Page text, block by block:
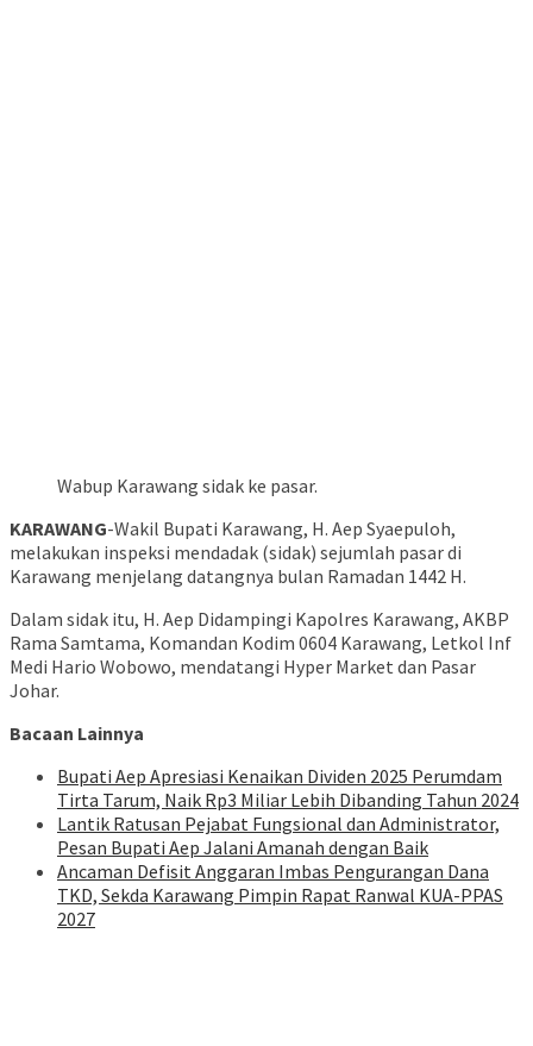
Wabup Karawang sidak ke pasar.
KARAWANG-Wakil Bupati Karawang, H. Aep Syaepuloh,
melakukan inspeksi mendadak (sidak) sejumlah pasar di
Karawang menjelang datangnya bulan Ramadan 1442 H.
Dalam sidak itu, H. Aep Didampingi Kapolres Karawang, AKBP
Rama Samtama, Komandan Kodim 0604 Karawang, Letkol Inf
Medi Hario Wobowo, mendatangi Hyper Market dan Pasar
Johar.
Bacaan Lainnya
Bupati Aep Apresiasi Kenaikan Dividen 2025 Perumdam
Tirta Tarum, Naik Rp3 Miliar Lebih Dibanding Tahun 2024
Lantik Ratusan Pejabat Fungsional dan Administrator,
Pesan Bupati Aep Jalani Amanah dengan Baik
Ancaman Defisit Anggaran Imbas Pengurangan Dana
TKD, Sekda Karawang Pimpin Rapat Ranwal KUA-PPAS
2027